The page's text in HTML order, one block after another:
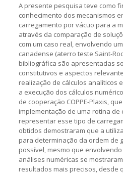
A presente pesquisa teve como
conhecimento dos mecanismos
carregamento por vácuo para a
através da comparação de
com um caso real, envolvendo
canadense (aterro teste Saint-
bibliográfica são apresentadas
constitutivos e aspectos
realização de cálculos analíticos
a execução dos cálculos
de cooperação COPPE-Plaxis,
implementação de uma rotina de
representar esse tipo de
obtidos demostraram que a
para determinação da ordem de
possível, mesmo que
análises numéricas se
resultados mais precisos, desde